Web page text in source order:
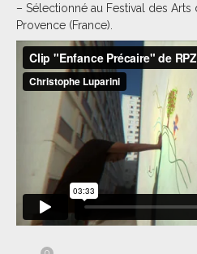
– Sélectionné au Festival des
Provence (France).